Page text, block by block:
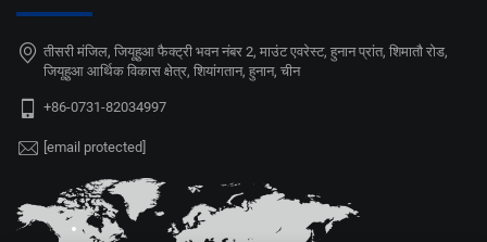
तीसरी मंजिल, जियूहुआ फैक्ट्री भवन नंबर 2, माउंट एवरेस्ट, हुनान प्रांत, शिमातौ रोड,
जियूहुआ आर्थिक विकास क्षेत्र, शियांगतान, हुनान, चीन
+86-0731-82034997
[email protected]